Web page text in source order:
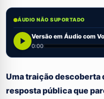
ÁUDIO NÃO SUPORTADO
Versão em Áudio com
0:00
Uma traição descoberta
resposta pública que